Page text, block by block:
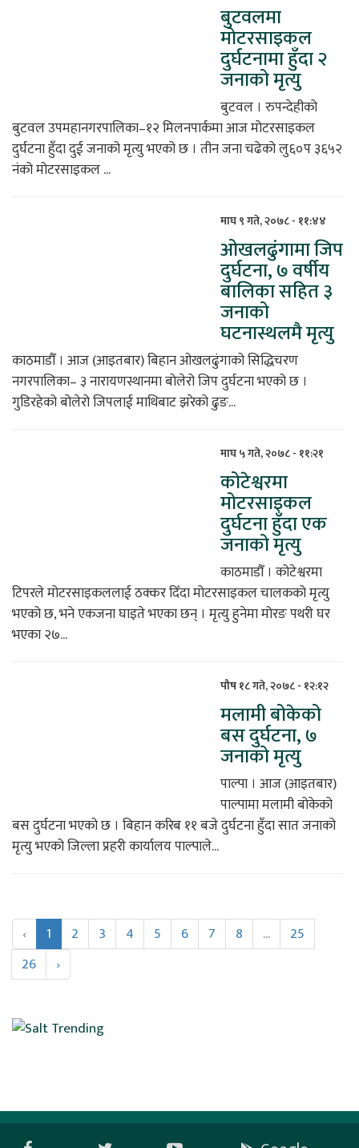
बुटवलमा
मोटरसाइकल
दुर्घटनामा हुँदा २
जनाको मृत्यु
बुटवल । रुपन्देहीको
बुटवल उपमहानगरपालिका–१२ मिलनपार्कमा आज मोटरसाइकल
दुर्घटना हुँदा दुई जनाको मृत्यु भएको छ । तीन जना चढेको लु६०प ३६५२
नंको मोटरसाइकल ...
माघ ९ गते, २०७८ - ११:४४
ओखलढुंगामा जिप
दुर्घटना, ७ वर्षीय
बालिका सहित ३
जनाको
घटनास्थलमै मृत्यु
काठमाडौँ । आज (आइतबार) बिहान ओखलढुंगाको सिद्धिचरण
नगरपालिका– ३ नारायणस्थानमा बोलेरो जिप दुर्घटना भएको छ ।
गुडिरहेको बोलेरो जिपलाई माथिबाट झरेको ढुङ...
माघ ५ गते, २०७८ - ११:२१
कोटेश्वरमा
मोटरसाइकल
दुर्घटना हुँदा एक
जनाको मृत्यु
काठमाडौँ । कोटेश्वरमा
टिपरले मोटरसाइकललाई ठक्कर दिँदा मोटरसाइकल चालकको मृत्यु
भएको छ, भने एकजना घाइते भएका छन् । मृत्यु हुनेमा मोरङ पथरी घर
भएका २७...
पौष १८ गते, २०७८ - १२:१२
मलामी बोकेको
बस दुर्घटना, ७
जनाको मृत्यु
पाल्पा । आज (आइतबार)
पाल्पामा मलामी बोकेको
बस दुर्घटना भएको छ । बिहान करिब ११ बजे दुर्घटना हुँदा सात जनाको
मृत्यु भएको जिल्ला प्रहरी कार्यालय पाल्पाले...
‹ 1 2 3 4 5 6 7 8 ...
25
26
›